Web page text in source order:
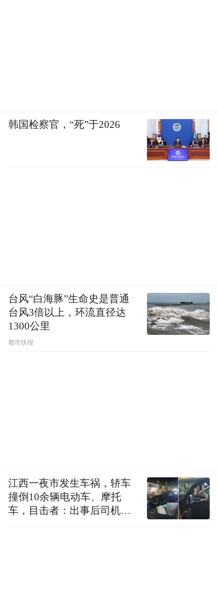
韩国检察官，“死”于2026
台风“白海豚”生命史是普通
台风3倍以上，环流直径达
1300公里
都市快报
江西一夜市发生车祸，轿车
撞倒10余辆电动车、摩托
车，目击者：出事后司机一